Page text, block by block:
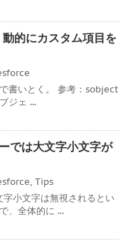
的にカスタム項目を
書いとく。 参考：sobject
ジェ ...
では大文字小文字が
, Tips
小文字は無視されるとい
、全体的に ...